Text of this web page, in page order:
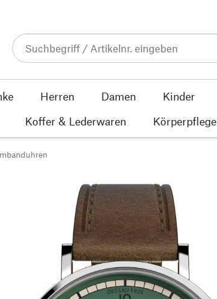
Herren Damen Kinder
Koffer & Lederwaren Körperpflege